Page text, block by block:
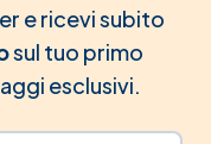
e ricevi subito
sul tuo primo
esclusivi.